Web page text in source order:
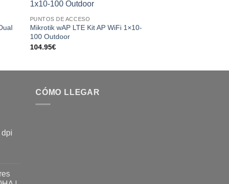
PUNTOS DE ACCESO
Mikrotik wAP LTE Kit AP WiFi 1×10-
100 Outdoor
104.95€
dpi
CÓMO LLEGAR